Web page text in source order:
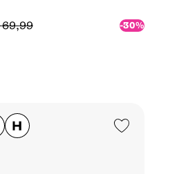
69,99 -30%
Add to Wishlist